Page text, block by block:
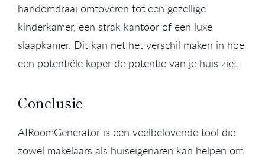
handomdraai omtoveren tot een gezellige
kinderkamer, een strak kantoor of een luxe
slaapkamer. Dit kan net het verschil maken in hoe
een potentiële koper de potentie van je huis ziet.
Conclusie
AIRoomGenerator is een veelbelovende tool die
zowel makelaars als huiseigenaren kan helpen om